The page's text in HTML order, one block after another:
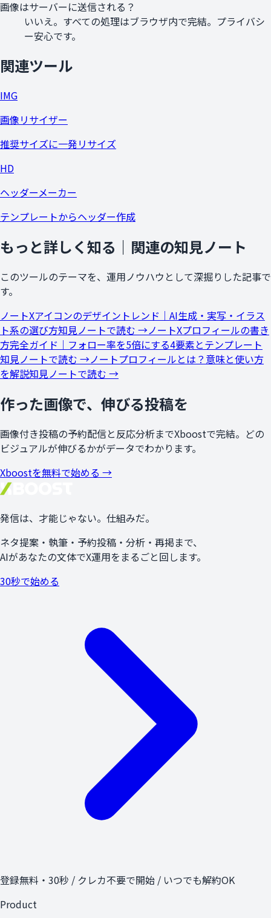
画像はサーバーに送信される？
いいえ。すべての処理はブラウザ内で完結。プライバシ
ー安心です。
関連ツール
IMG
画像リサイザー
推奨サイズに一発リサイズ
HD
ヘッダーメーカー
テンプレートからヘッダー作成
もっと詳しく知る｜関連の知見ノート
このツールのテーマを、運用ノウハウとして深掘りした記事で
す。
ノートXアイコンのデザイントレンド｜AI生成・実写・イラス
ト系の選び方知見ノートで読む →ノートXプロフィールの書き
方完全ガイド｜フォロー率を5倍にする4要素とテンプレート
知見ノートで読む →ノートプロフィールとは？意味と使い方
を解説知見ノートで読む →
作った画像で、伸びる投稿を
画像付き投稿の予約配信と反応分析までXboostで完結。どの
ビジュアルが伸びるかがデータでわかります。
Xboostを無料で始める →
発信は、 才能じゃない。 仕組みだ。
ネタ提案・執筆・予約投稿・分析・再掲まで、
AIがあなたの文体でX運用をまるごと回します。
30秒で始める
登録無料・30秒 / クレカ不要で開始 / いつでも解約OK
Product